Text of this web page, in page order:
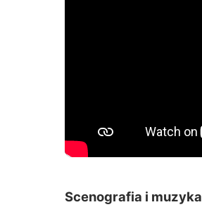
Scenografia i muzyka